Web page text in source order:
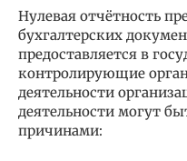
Нулевая отчётность
бухгалтерских
предоставляется в
контролирующие
деятельности
деятельности могут
причинами: